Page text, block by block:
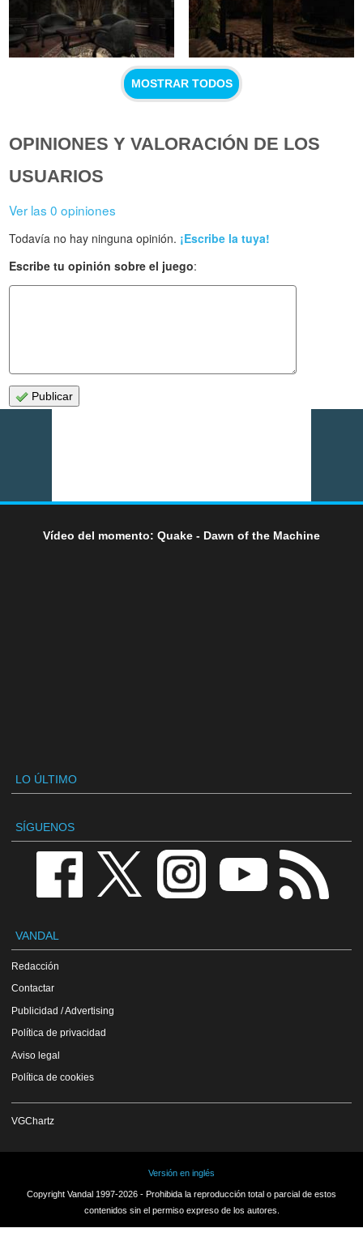
MOSTRAR TODOS
OPINIONES Y VALORACIÓN DE LOS
USUARIOS
Ver las 0 opiniones
Todavía no hay ninguna opinión. ¡Escribe la tuya!
Escribe tu opinión sobre el juego:
Publicar
Vídeo del momento: Quake - Dawn of the Machine
LO ÚLTIMO
SÍGUENOS
VANDAL
Redacción
Contactar
Publicidad / Advertising
Política de privacidad
Aviso legal
Política de cookies
VGChartz
Versión en inglés
Copyright Vandal 1997-2026 - Prohibida la reproducción total o parcial de estos
contenidos sin el permiso expreso de los autores.